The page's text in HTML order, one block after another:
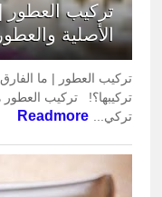
تركيب العطور
الأصلية
تركيب العطور | ما
تركيبها؟! تركيب
تركي... Readmore